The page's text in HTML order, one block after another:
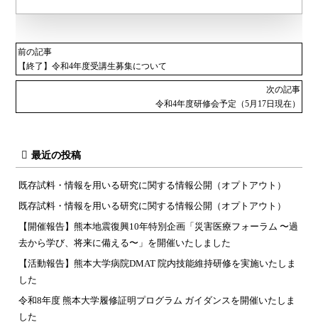
前の記事
【終了】令和4年度受講生募集について
次の記事
令和4年度研修会予定（5月17日現在）
最近の投稿
既存試料・情報を用いる研究に関する情報公開（オプトアウト）
既存試料・情報を用いる研究に関する情報公開（オプトアウト）
【開催報告】熊本地震復興10年特別企画「災害医療フォーラム 〜過
去から学び、将来に備える〜」を開催いたしました
【活動報告】熊本大学病院DMAT 院内技能維持研修を実施いたしま
した
令和8年度 熊本大学履修証明プログラム ガイダンスを開催いたしま
した